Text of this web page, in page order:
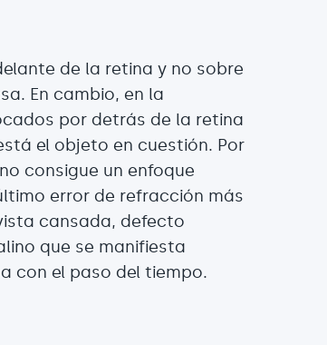
de la retina y no sobre
En cambio, en la
por detrás de la retina
el objeto en cuestión. Por
consigue un enfoque
error de refracción más
cansada, defecto
que se manifiesta
con el paso del tiempo.